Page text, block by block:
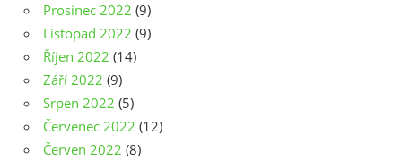
Prosinec 2022 (9)
Listopad 2022 (9)
Říjen 2022 (14)
Září 2022 (9)
Srpen 2022 (5)
Červenec 2022 (12)
Červen 2022 (8)